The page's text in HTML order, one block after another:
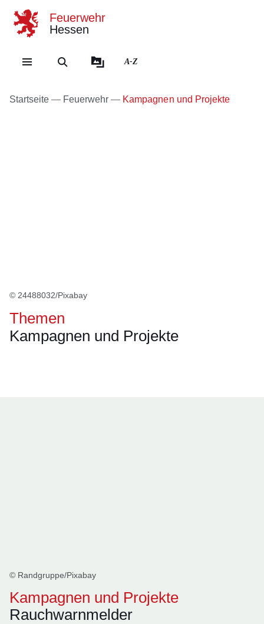
Feuerwehr
Hessen
A-Z
Startseite Feuerwehr Kampagnen und Projekte
© 24488032/Pixabay
Themen
Kampagnen und Projekte
© Randgruppe/Pixabay
Kampagnen und Projekte
Rauchwarnmelder